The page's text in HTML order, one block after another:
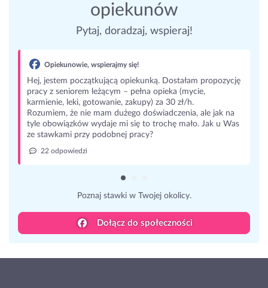
opiekunów
Pytaj, doradzaj, wspieraj!
Opiekunowie, wspierajmy się!
Hej, jestem początkującą opiekunką. Dostałam propozycję
pracy z seniorem leżącym – pełna opieka (mycie,
karmienie, leki, gotowanie, zakupy) za 30 zł/h.
Rozumiem, że nie mam dużego doświadczenia, ale jak na
tyle obowiązków wydaje mi się to trochę mało. Jak u Was
ze stawkami przy podobnej pracy?
22 odpowiedzi
Poznaj stawki w Twojej okolicy.
Dołącz do społeczności